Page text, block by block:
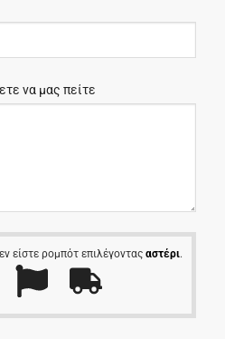
να μας πείτε
είστε ρομπότ επιλέγονταςαστέρι.